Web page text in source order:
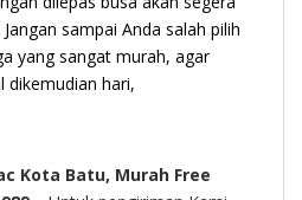
sampai Anda salah pilih
yang sangat murah, agar
dikemudian hari,
Kota Batu, Murah Free